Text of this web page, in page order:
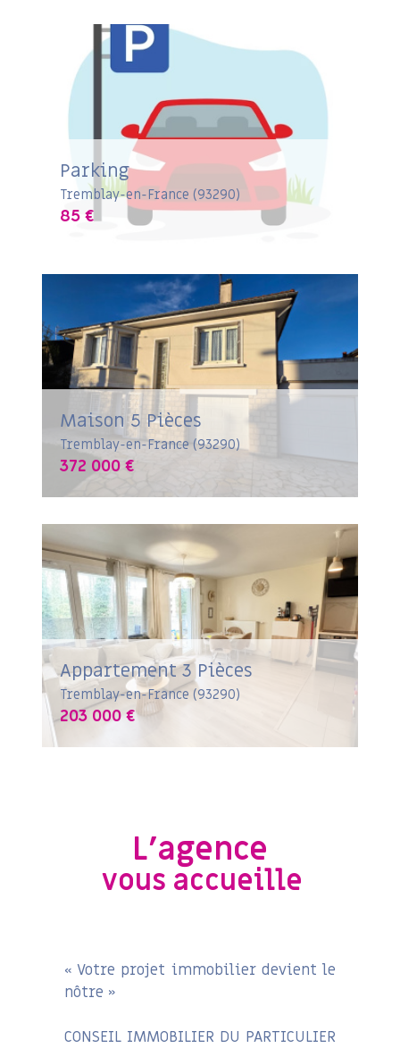
Parking
Tremblay-en-France (93290)
85 €
Maison 5 Pièces
Tremblay-en-France (93290)
372 000 €
Appartement 3 Pièces
Tremblay-en-France (93290)
203 000 €
L'agence
vous accueille
« Votre projet immobilier devient le
nôtre »
CONSEIL IMMOBILIER DU PARTICULIER